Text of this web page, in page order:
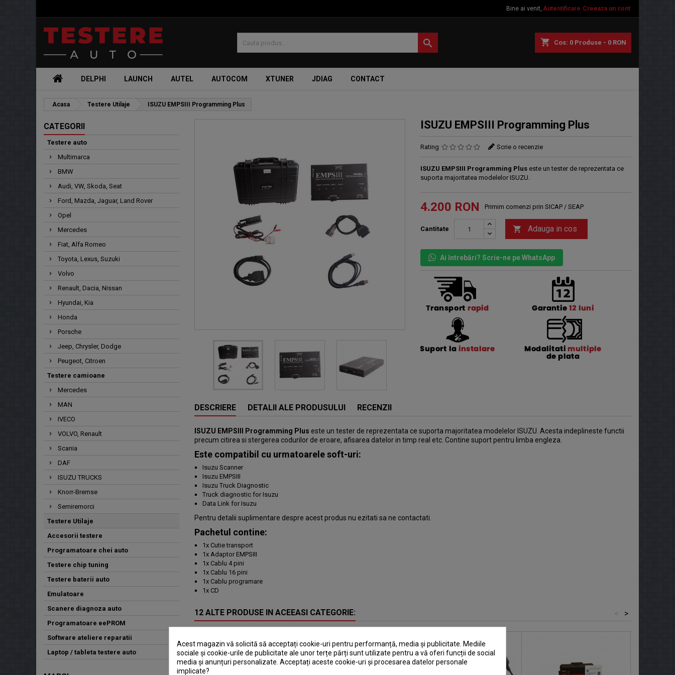
Bine ai venit, Autentificare Creeaza un cont
shopping_cart Cos: 0 Produse - 0 RON

DELPHI LAUNCH AUTEL AUTOCOM XTUNER JDIAG CONTACT
Acasa Testere Utilaje ISUZU EMPSIII Programming Plus
CATEGORII
Testere auto
Multimarca
BMW
Audi, VW, Skoda, Seat
Ford, Mazda, Jaguar, Land Rover
Opel
Mercedes
Fiat, Alfa Romeo
Toyota, Lexus, Suzuki
Volvo
Renault, Dacia, Nissan
Hyundai, Kia
Honda
Porsche
Jeep, Chrysler, Dodge
Peugeot, Citroen
Testere camioane
Mercedes
MAN
IVECO
VOLVO, Renault
Scania
DAF
ISUZU TRUCKS
Knorr-Bremse
Semiremorci
Testere Utilaje
Accesorii testere
Programatoare chei auto
Testere chip tuning
Testere baterii auto
Emulatoare
Scanere diagnoza auto
Programatoare eePROM
Software ateliere reparatii
Laptop / tableta testere auto
ISUZU EMPSIII Programming Plus
Rating Scrie o recenzie
ISUZU EMPSIII Programming Plus este un tester de reprezentata ce
suporta majoritatea modelelor ISUZU.
4.200 RON Primim comenzi prin SICAP / SEAP
Cantitate  Adauga in cos
Ai întrebări? Scrie-ne pe WhatsApp
DESCRIERE DETALII ALE PRODUSULUI RECENZII
ISUZU EMPSIII Programming Plus este un tester de reprezentata ce suporta majoritatea modelelor ISUZU. Acesta indeplineste functii
precum citirea si stergerea codurilor de eroare, afisarea datelor in timp real etc. Contine suport pentru limba engleza.
Este compatibil cu urmatoarele soft-uri:
Isuzu Scanner
Isuzu EMPSIII
Isuzu Truck Diagnostic
Truck diagnostic for Isuzu
Data Link for Isuzu
Pentru detalii suplimentare despre acest produs nu ezitati sa ne contactati.
Pachetul contine:
1x Cutie transport
1x Adaptor EMPSIII
1x Cablu 4 pini
1x Cablu 16 pini
1x Cablu programare
1x CD
12 ALTE PRODUSE IN ACEEASI CATEGORIE: >
<
Acest magazin vă solicită să acceptați cookie-uri pentru performanță, media și publicitate. Mediile
sociale și cookie-urile de publicitate ale unor terțe părți sunt utilizate pentru a vă oferi funcții de social
media și anunțuri personalizate. Acceptați aceste cookie-uri și procesarea datelor personale
implicate?